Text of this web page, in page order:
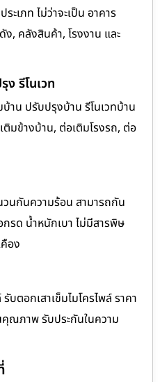
ะเภท ไม่ว่าจะเป็น อาคาร
, คลังสินค้า, โรงงาน และ
รีโนเวท
าน ปรับปรุงบ้าน รีโนเวทบ้าน
ติมข้างบ้าน, ต่อเติมโรงรถ, ต่อ
นกันความร้อน สามารถกัน
รด น้ำหนักเบา ไม่มีสารพิษ
อง
บตอกเสาเข็มไมโครไพล์ ราคา
ณภาพ รับประกันในความ